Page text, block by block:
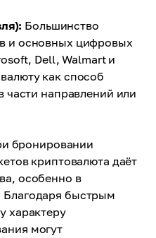
Большинство
и основных цифровых
Dell, Walmart и
как способ
направлений или
бронировании
криптовалюта даёт
особенно в
быстрым
характеру
могут